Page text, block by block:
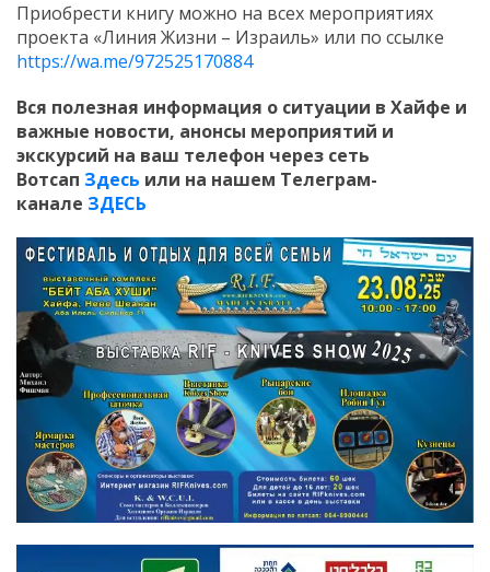
Приобрести книгу можно на всех мероприятиях
проекта «Линия Жизни – Израиль» или по ссылке
https://wa.me/972525170884
Вся полезная информация о ситуации в Хайфе и
важные новости, анонсы мероприятий и
экскурсий на ваш телефон через сеть
Вотсап Здесь или на нашем Телеграм-
канале ЗДЕСЬ